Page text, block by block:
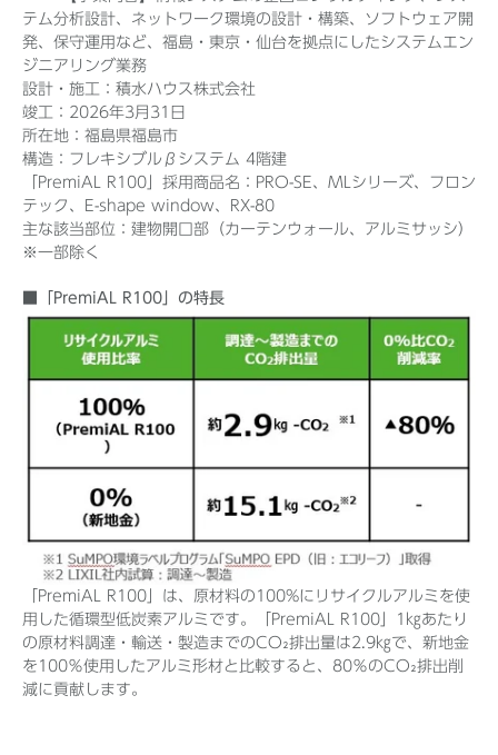
テム分析設計、ネットワーク環境の設計・構築、ソフトウェア開
発、保守運用など、福島・東京・仙台を拠点にしたシステムエン
ジニアリング業務
設計・施工：積水ハウス株式会社
竣工：2026年3月31日
所在地：福島県福島市
構造：フレキシブルβシステム 4階建
「PremiAL R100」採用商品名：PRO-SE、MLシリーズ、フロン
テック、E-shape window、RX-80
主な該当部位：建物開口部（カーテンウォール、アルミサッシ）
※一部除く
■「PremiAL R100」の特長
「PremiAL R100」は、原材料の100%にリサイクルアルミを使
用した循環型低炭素アルミです。「PremiAL R100」1㎏あたり
の原材料調達・輸送・製造までのCO₂排出量は2.9㎏で、新地金
を100％使用したアルミ形材と比較すると、80％のCO₂排出削
減に貢献します。